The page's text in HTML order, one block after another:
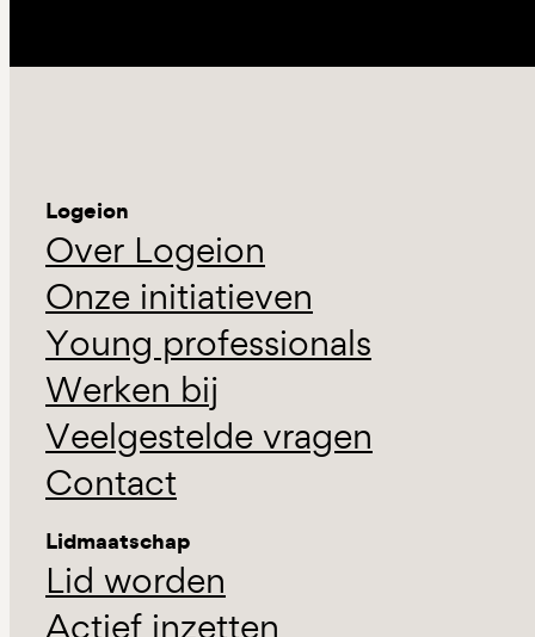
Logeion
Over Logeion
Onze initiatieven
Young professionals
Werken bij
Veelgestelde vragen
Contact
Lidmaatschap
Lid worden
Actief inzetten